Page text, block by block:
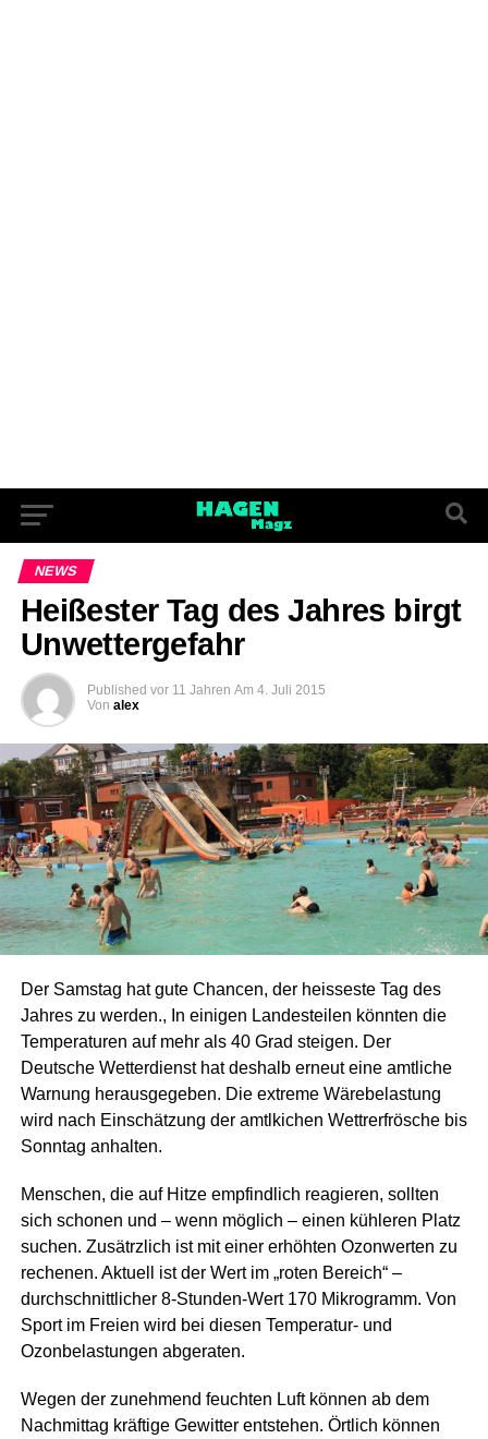
NEWS
Heißester Tag des Jahres birgt
Unwettergefahr
Published vor 11 Jahren Am 4. Juli 2015
Von alex
Der Samstag hat gute Chancen, der heisseste Tag des
Jahres zu werden., In einigen Landesteilen könnten die
Temperaturen auf mehr als 40 Grad steigen. Der
Deutsche Wetterdienst hat deshalb erneut eine amtliche
Warnung herausgegeben. Die extreme Wärebelastung
wird nach Einschätzung der amtlkichen Wettrerfrösche bis
Sonntag anhalten.
Menschen, die auf Hitze empfindlich reagieren, sollten
sich schonen und – wenn möglich – einen kühleren Platz
suchen. Zusätrzlich ist mit einer erhöhten Ozonwerten zu
rechenen. Aktuell ist der Wert im „roten Bereich“ –
durchschnittlicher 8-Stunden-Wert 170 Mikrogramm. Von
Sport im Freien wird bei diesen Temperatur- und
Ozonbelastungen abgeraten.
Wegen der zunehmend feuchten Luft können ab dem
Nachmittag kräftige Gewitter entstehen. Örtlich können